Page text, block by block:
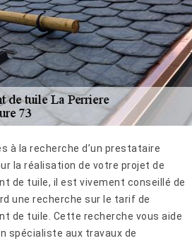
à la recherche d’un prestataire
la réalisation de votre projet de
de tuile, il est vivement conseillé de
une recherche sur le tarif de
de tuile. Cette recherche vous aide
spécialiste aux travaux de